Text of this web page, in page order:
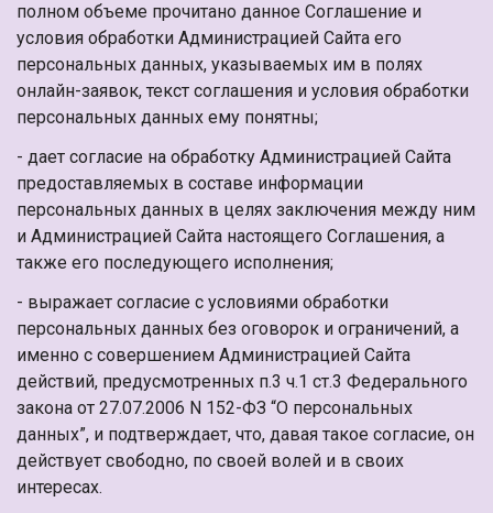
полном объеме прочитано данное Соглашение и
условия обработки Администрацией Сайта его
персональных данных, указываемых им в полях
онлайн-заявок, текст соглашения и условия обработки
персональных данных ему понятны;
- дает согласие на обработку Администрацией Сайта
предоставляемых в составе информации
персональных данных в целях заключения между ним
и Администрацией Сайта настоящего Соглашения, а
также его последующего исполнения;
- выражает согласие с условиями обработки
персональных данных без оговорок и ограничений, а
именно с совершением Администрацией Сайта
действий, предусмотренных п.3 ч.1 ст.3 Федерального
закона от 27.07.2006 N 152-ФЗ “О персональных
данных”, и подтверждает, что, давая такое согласие, он
действует свободно, по своей волей и в своих
интересах.